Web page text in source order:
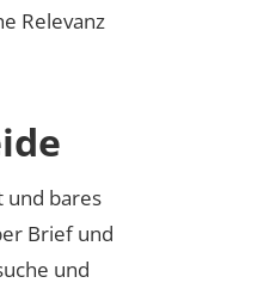
Relevanz
und bares
Brief und
und